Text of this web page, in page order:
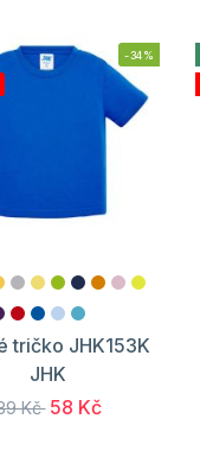
-34%
tričko JHK153K
JHK
Kč 58 Kč